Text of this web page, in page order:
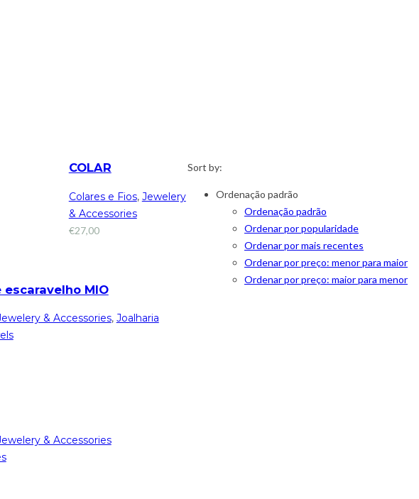
Sort by:
Ordenação padrão
Ordenação padrão
Ordenar por popularidade
Ordenar por mais recentes
Ordenar por preço: menor para maior
Ordenar por preço: maior para menor
COLAR
Colares e Fios, Jewelery
& Accessories
€27,00
escaravelho MIO
& Accessories, Joalharia
& Accessories